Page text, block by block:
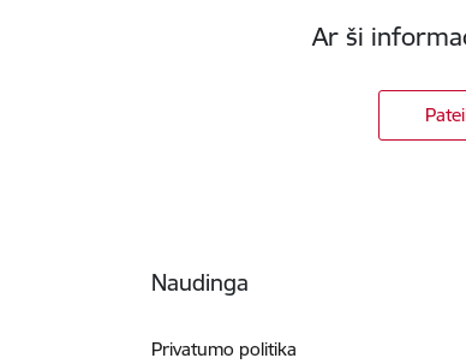
Ar ši
Naudinga
Privatumo politika